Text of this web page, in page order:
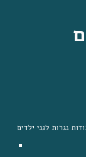
נגרות לגני ילדים